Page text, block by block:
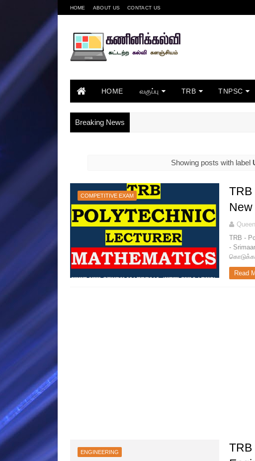
HOME ABOUT US CONTACT US
HOME வகுப்பு TRB TNPSC
Breaking News
Showing posts with label
COMPETITIVE EXAM
TRB
New
TRB -
-
Read
ENGINEERING
TRB